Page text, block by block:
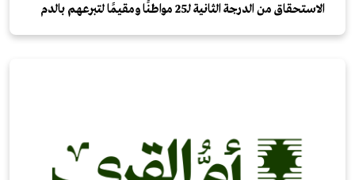
الاستحقاق من الدرجة الثانية لـ25 مواطنًا ومقيمًا لتبرعهم بالدم